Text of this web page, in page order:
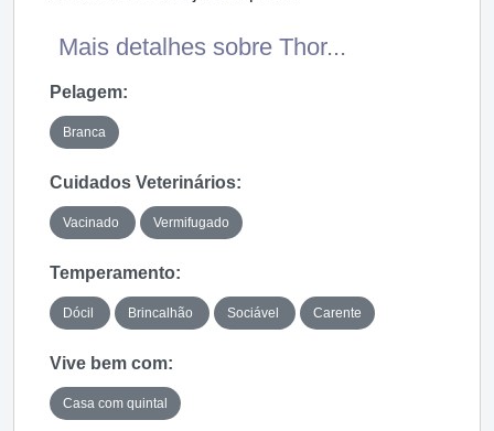
Mais detalhes sobre Thor...
Pelagem:
Branca
Cuidados Veterinários:
Vacinado Vermifugado
Temperamento:
Dócil Brincalhão Sociável Carente
Vive bem com:
Casa com quintal